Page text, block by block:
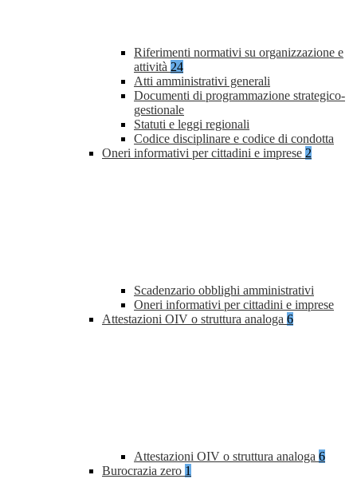
Riferimenti normativi su organizzazione e
attività 24
Atti amministrativi generali
Documenti di programmazione strategico-
gestionale
Statuti e leggi regionali
Codice disciplinare e codice di condotta
Oneri informativi per cittadini e imprese 2
Scadenzario obblighi amministrativi
Oneri informativi per cittadini e imprese
Attestazioni OIV o struttura analoga 6
Attestazioni OIV o struttura analoga 6
Burocrazia zero 1